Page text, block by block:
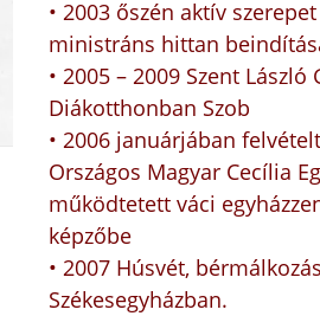
• 2003 őszén aktív
ministráns hittan
• 2005 – 2009 Szent
Diákotthonban Szob
• 2006 januárjában
Országos Magyar Cecília
működtetett váci
képzőbe
• 2007 Húsvét,
Székesegyházban.